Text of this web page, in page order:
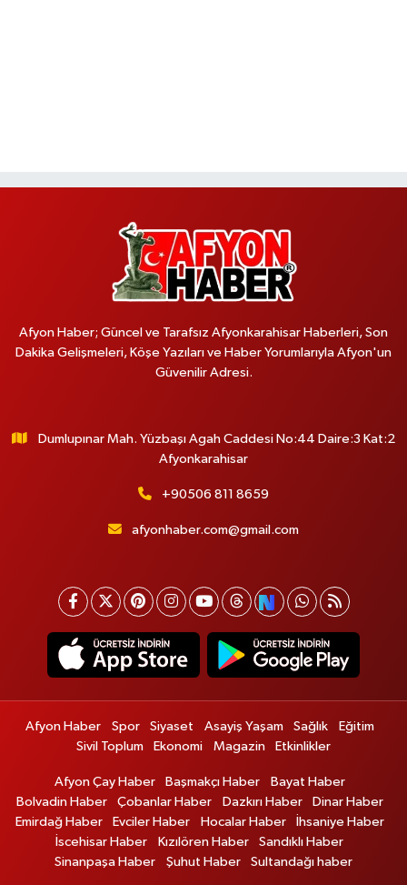
Afyon Haber; Güncel ve Tarafsız Afyonkarahisar Haberleri, Son
Dakika Gelişmeleri, Köşe Yazıları ve Haber Yorumlarıyla Afyon'un
Güvenilir Adresi.
Dumlupınar Mah. Yüzbaşı Agah Caddesi No:44 Daire:3 Kat:2
Afyonkarahisar
+90506 811 8659
afyonhaber.com@gmail.com
Afyon Haber Spor Siyaset Asayiş Yaşam Sağlık
Eğitim
Sivil Toplum
Ekonomi Magazin Etkinlikler
Afyon Çay Haber Başmakçı Haber
Bayat Haber
Bolvadin Haber
Çobanlar Haber Dazkırı Haber
Dinar Haber
Emirdağ Haber
Evciler Haber Hocalar Haber
İhsaniye Haber
İscehisar Haber
Kızılören Haber
Sandıklı Haber
Sinanpaşa Haber
Şuhut Haber Sultandağı haber